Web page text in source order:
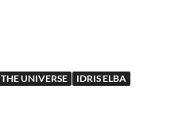
UNIVERSE
IDRIS ELBA